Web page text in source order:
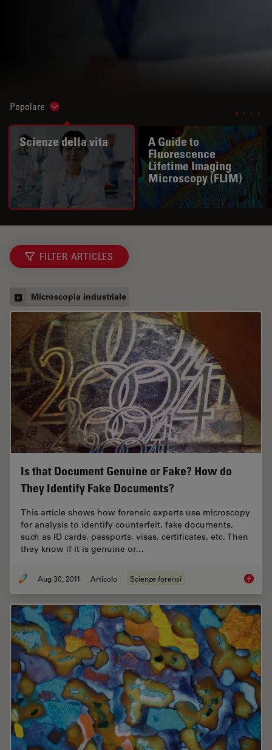
Popolare Show subnavigation
Scienze della vita
A Guide to
Fluorescence
Lifetime Imaging
Microscopy (FLIM)
FILTER ARTICLES
Microscopia industriale
Is that Document Genuine or Fake? How do
They Identify Fake Documents?
This article shows how forensic experts use microscopy
for analysis to identify counterfeit, fake documents,
such as ID cards, passports, visas, certificates, etc. Then
they know if it is genuine or…
Aug 30, 2011 Articolo Scienze forensi Is that